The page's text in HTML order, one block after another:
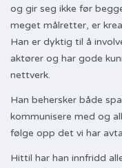
og gir seg ikke før
meget målretter, er
Han er dyktig til å
aktører og har gode
nettverk.
Han behersker både
kommunisere med og
følge opp det vi har
Hittil har han innfridd